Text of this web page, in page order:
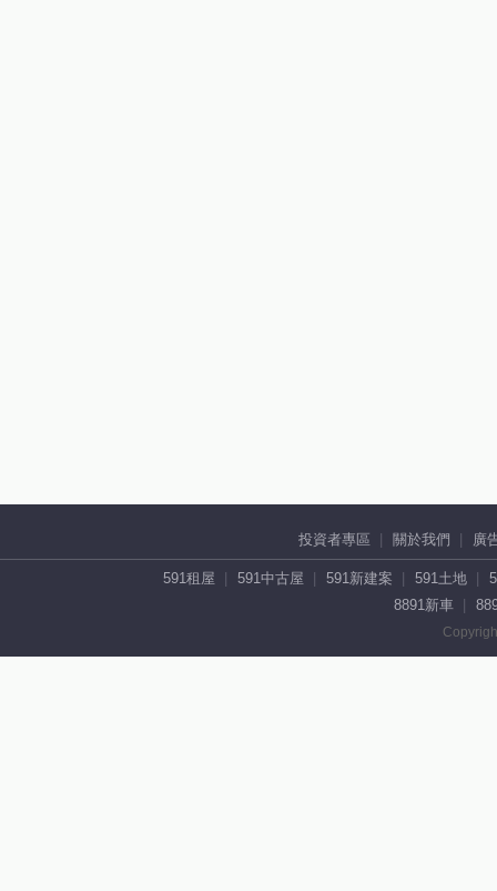
投資者專區 關於我們 廣
591租屋 591中古屋 591新建案 591土地
8891新車